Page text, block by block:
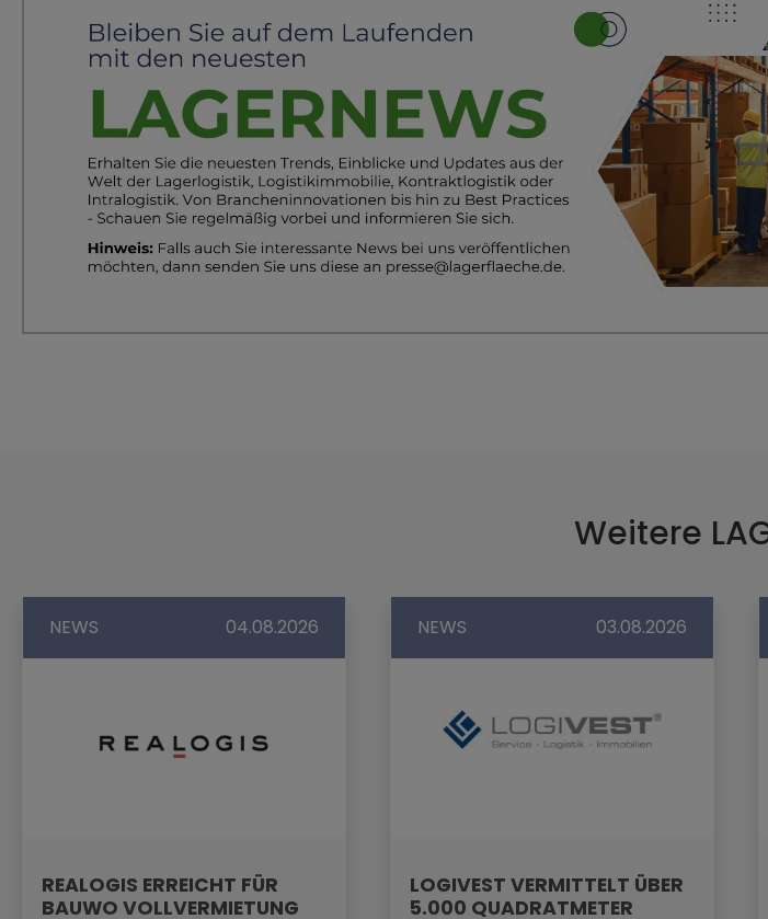
Weitere
NEWS 04.08.2026
REALOGIS ERREICHT FÜR
BAUWO VOLLVERMIETUNG
NEWS 03.08.2026
LOGIVEST VERMITTELT ÜBER
5.000 QUADRATMETER